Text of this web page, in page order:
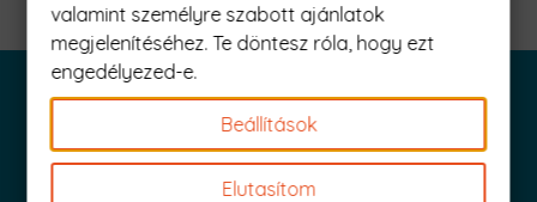
Iratkozz fel és küldjük is az 1000 Ft értékű kuponod!
valamint személyre szabott ajánlatok
megjelenítéséhez. Te döntesz róla, hogy ezt
engedélyezed-e.
Beállítások
Elutasítom